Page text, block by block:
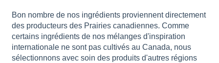
Bon nombre de nos ingrédients proviennent directement
des producteurs des Prairies canadiennes. Comme
certains ingrédients de nos mélanges d'inspiration
internationale ne sont pas cultivés au Canada, nous
sélectionnons avec soin des produits d'autres régions